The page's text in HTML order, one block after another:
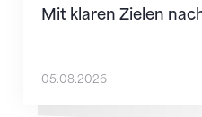
Mit klaren Zielen
05.08.2026